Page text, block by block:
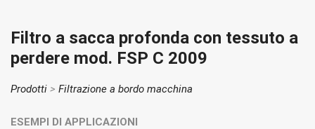
Filtro a sacca profonda con tessuto a
perdere mod. FSP C 2009
Prodotti > Filtrazione a bordo macchina
ESEMPI DI APPLICAZIONI